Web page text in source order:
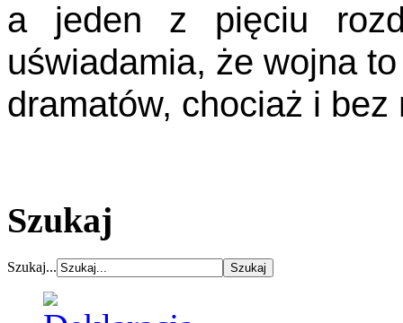
a jeden z pięciu
uświadamia, że wojna
dramatów, chociaż i
Szukaj
Szukaj...